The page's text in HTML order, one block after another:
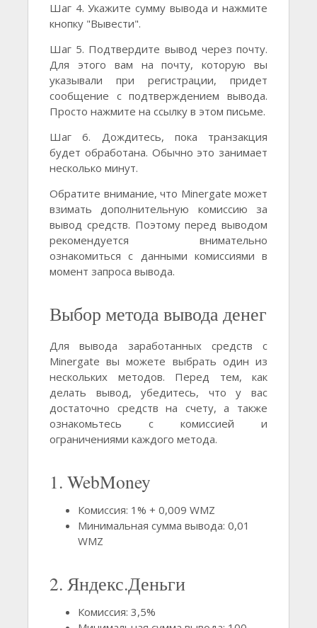
Шаг 4. Укажите сумму вывода и нажмите
кнопку "Вывести".
Шаг 5. Подтвердите вывод через почту.
Для этого вам на почту, которую вы
указывали при регистрации, придет
сообщение с подтверждением вывода.
Просто нажмите на ссылку в этом письме.
Шаг 6. Дождитесь, пока транзакция
будет обработана. Обычно это занимает
несколько минут.
Обратите внимание, что Minergate может
взимать дополнительную комиссию за
вывод средств. Поэтому перед выводом
рекомендуется внимательно
ознакомиться с данными комиссиями в
момент запроса вывода.
Выбор метода вывода денег
Для вывода заработанных средств с
Minergate вы можете выбрать один из
нескольких методов. Перед тем, как
делать вывод, убедитесь, что у вас
достаточно средств на счету, а также
ознакомьтесь с комиссией и
ограничениями каждого метода.
1. WebMoney
Комиссия: 1% + 0,009 WMZ
Минимальная сумма вывода: 0,01
WMZ
2. Яндекс.Деньги
Комиссия: 3,5%